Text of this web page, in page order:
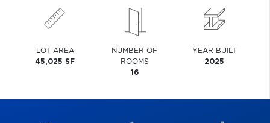
LOT AREA
45,025 SF
NUMBER OF
ROOMS
16
YEAR BUILT
2025